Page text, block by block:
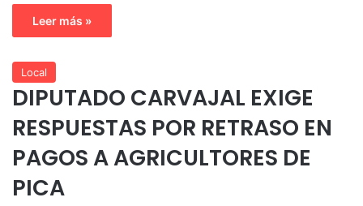
Leer más »
Local
DIPUTADO CARVAJAL EXIGE
RESPUESTAS POR RETRASO EN
PAGOS A AGRICULTORES DE
PICA